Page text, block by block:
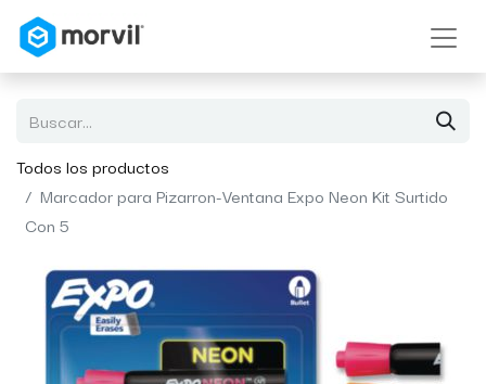
Todos los productos
Marcador para Pizarron-Ventana Expo Neon Kit Surtido
Con 5